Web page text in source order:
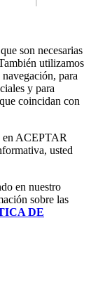
son necesarias
utilizamos
para
y para
coincidan con
en ACEPTAR
usted
en nuestro
sobre las
DE